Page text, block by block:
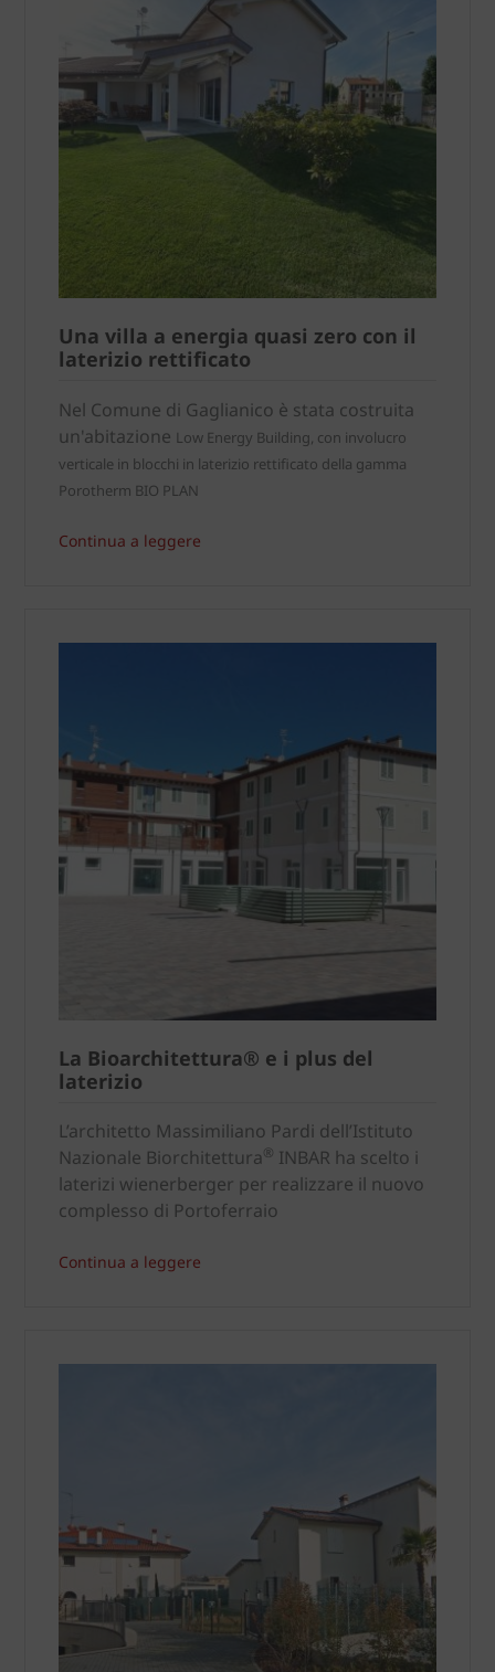
Una villa a energia quasi zero con il
laterizio rettificato
Nel Comune di Gaglianico è stata costruita
un'abitazione Low Energy Building, con involucro
verticale in blocchi in laterizio rettificato della gamma
Porotherm BIO PLAN
Continua a leggere
La Bioarchitettura® e i plus del
laterizio
L’architetto Massimiliano Pardi dell’Istituto
Nazionale Biorchitettura® INBAR ha scelto i
laterizi wienerberger per realizzare il nuovo
complesso di Portoferraio
Continua a leggere